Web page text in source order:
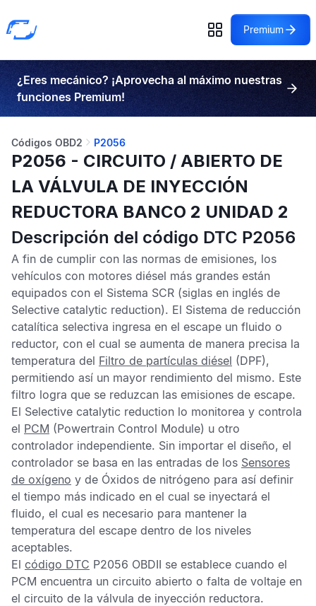
Premium
¿Eres mecánico? ¡Aprovecha al máximo nuestras
funciones Premium!
Códigos OBD2 P2056
P2056 - CIRCUITO / ABIERTO DE
LA VÁLVULA DE INYECCIÓN
REDUCTORA BANCO 2 UNIDAD 2
Descripción del código DTC P2056
A fin de cumplir con las normas de emisiones, los
vehículos con motores diésel más grandes están
equipados con el Sistema SCR (siglas en inglés de
Selective catalytic reduction). El Sistema de reducción
catalítica selectiva ingresa en el escape un fluido o
reductor, con el cual se aumenta de manera precisa la
temperatura del Filtro de partículas diésel (DPF),
permitiendo así un mayor rendimiento del mismo. Este
filtro logra que se reduzcan las emisiones de escape.
El Selective catalytic reduction lo monitorea y controla
el PCM (Powertrain Control Module) u otro
controlador independiente. Sin importar el diseño, el
controlador se basa en las entradas de los Sensores
de oxígeno y de Óxidos de nitrógeno para así definir
el tiempo más indicado en el cual se inyectará el
fluido, el cual es necesario para mantener la
temperatura del escape dentro de los niveles
aceptables.
El código DTC P2056 OBDII se establece cuando el
PCM encuentra un circuito abierto o falta de voltaje en
el circuito de la válvula de inyección reductora.